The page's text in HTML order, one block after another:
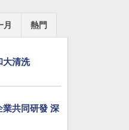
月 熱門
大清洗
業共同研發 深